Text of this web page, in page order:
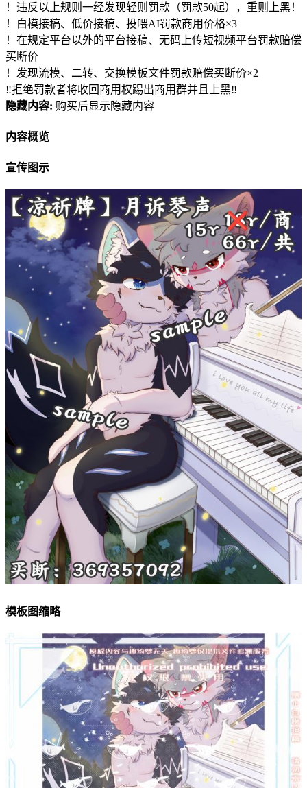
！违反以上规则一经发现轻则罚款（罚款50起），重则上黑！
！白模接稿、低价接稿、投喂AI罚款商用价格×3
！在规定平台以外的平台接稿、无码上传短视频平台罚款赔偿
买断价
！发现流模、二转、交换模板文件罚款赔偿买断价×2
‼拒绝罚款者将收回商用权踢出商用群并且上黑‼
隐藏内容: 购买后显示隐藏内容
内容概览
宣传图示
模板图缩略